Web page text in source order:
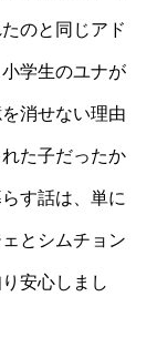
のと同じアド
学生のユナが
消せない理由
た子だったか
す話は、単に
とシムチョン
安心しまし